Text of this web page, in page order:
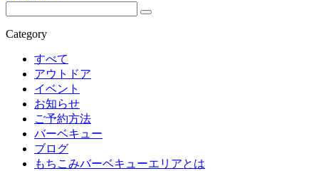
Category
すべて
アウトドア
イベント
お知らせ
ご予約方法
バーベキュー
ブログ
もちこみバーベキューエリアとは